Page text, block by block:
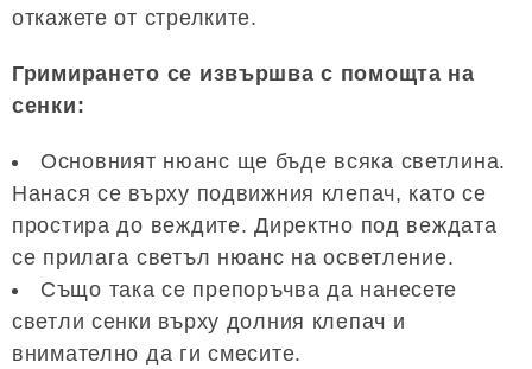
откажете от стрелките.
Гримирането се извършва с помощта на
сенки:
Основният нюанс ще бъде всяка светлина.
Нанася се върху подвижния клепач, като се
простира до веждите. Директно под веждата
се прилага светъл нюанс на осветление.
Също така се препоръчва да нанесете
светли сенки върху долния клепач и
внимателно да ги смесите.